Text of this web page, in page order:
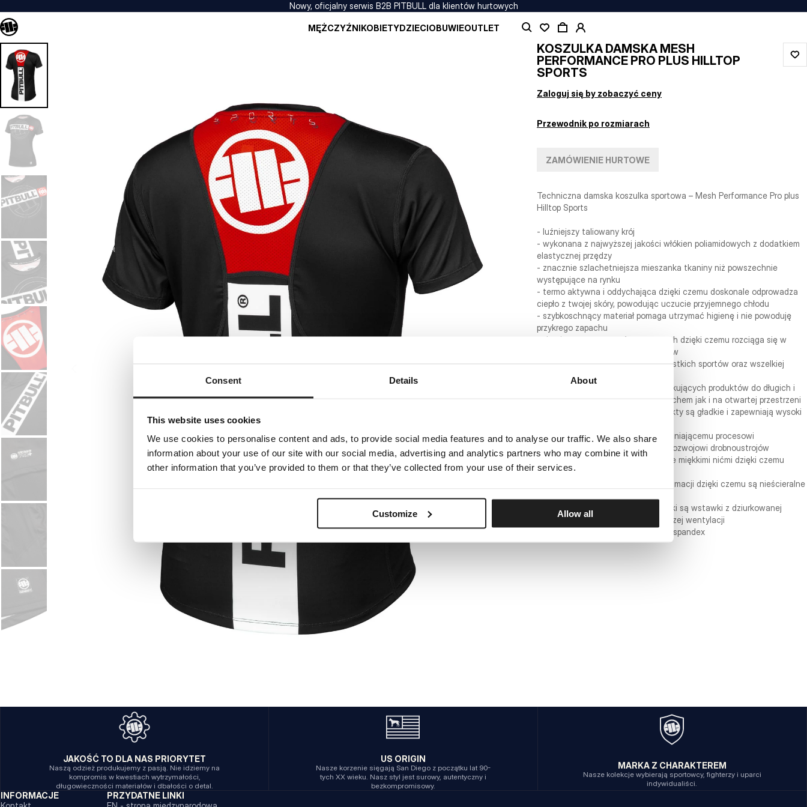
Consent Details About
This website uses cookies
We use cookies to personalise content and ads, to provide social media features and to analyse our traffic. We also share
information about your use of our site with our social media, advertising and analytics partners who may combine it with
other information that you’ve provided to them or that they’ve collected from your use of their services.
Customize Allow all
Nowy, oficjalny serwis B2B PITBULL dla klientów hurtowych
MĘŻCZYŹNIKOBIETYDZIECIOBUWIEOUTLET
KOSZULKA DAMSKA MESH
PERFORMANCE PRO PLUS HILLTOP
SPORTS
Zaloguj się by zobaczyć ceny
Przewodnik po rozmiarach
ZAMÓWIENIE HURTOWE
Techniczna damska koszulka sportowa – Mesh Performance Pro plus
Hilltop Sports
- luźniejszy taliowany krój
- wykonana z najwyższej jakości włókien poliamidowych z dodatkiem
elastycznej przędzy
- znacznie szlachetniejsza mieszanka tkaniny niż powszechnie
występujące na rynku
- termo aktywna i oddychająca dzięki czemu doskonale odprowadza
ciepło z twojej skóry, powodując uczucie przyjemnego chłodu
- szybkoschnący materiał pomaga utrzymać higienę i nie powoduję
przykrego zapachu
- tkanina z systemem 4-way stretch dzięki czemu rozciąga się w
każdym kierunku nie krępując ruchów
- przeznaczona do uprawiania wszystkich sportów oraz wszelkiej
aktywności fizycznej
- linia przeznaczona dla osób poszukujących produktów do długich i
ciężkich treningów zarówno pod dachem jak i na otwartej przestrzeni
- dzięki zastosowaniu nylonu produkty są gładkie i zapewniają wysoki
- materiał został poddany uszlachetniającemu procesowi
antybakteryjnemu który zapobiega rozwojowi drobnoustrojów
- płaskie elastyczne szwy wykonane miękkimi nićmi dzięki czemu
chronią przed obtarciami naskórka
- nadruki wykonane są metodą sublimacji dzięki czemu są nieścieralne
- na plecach oraz po bokach koszulki są wstawki z dziurkowanej
tkaniny typu MESH dla jeszcze lepszej wentylacji
- skład materiału: 80% nylon / 20% spandex
JAKOŚĆ TO DLA NAS PRIORYTET
Naszą odzież produkujemy z pasją. Nie idziemy na
kompromis w kwestiach wytrzymałości,
długowieczności materiałów i dbałości o detal.
US ORIGIN
Nasze korzenie sięgają San Diego z początku lat 90-
tych XX wieku. Nasz styl jest surowy, autentyczny i
bezkompromisowy.
MARKA Z CHARAKTEREM
Nasze kolekcje wybierają sportowcy, fighterzy i uparci
indywidualiści.
INFORMACJE
PRZYDATNE LINKI